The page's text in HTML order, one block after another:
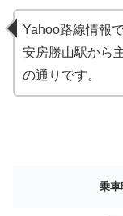
Yahoo路線情報
安房勝山駅から
の通りです。
乗車